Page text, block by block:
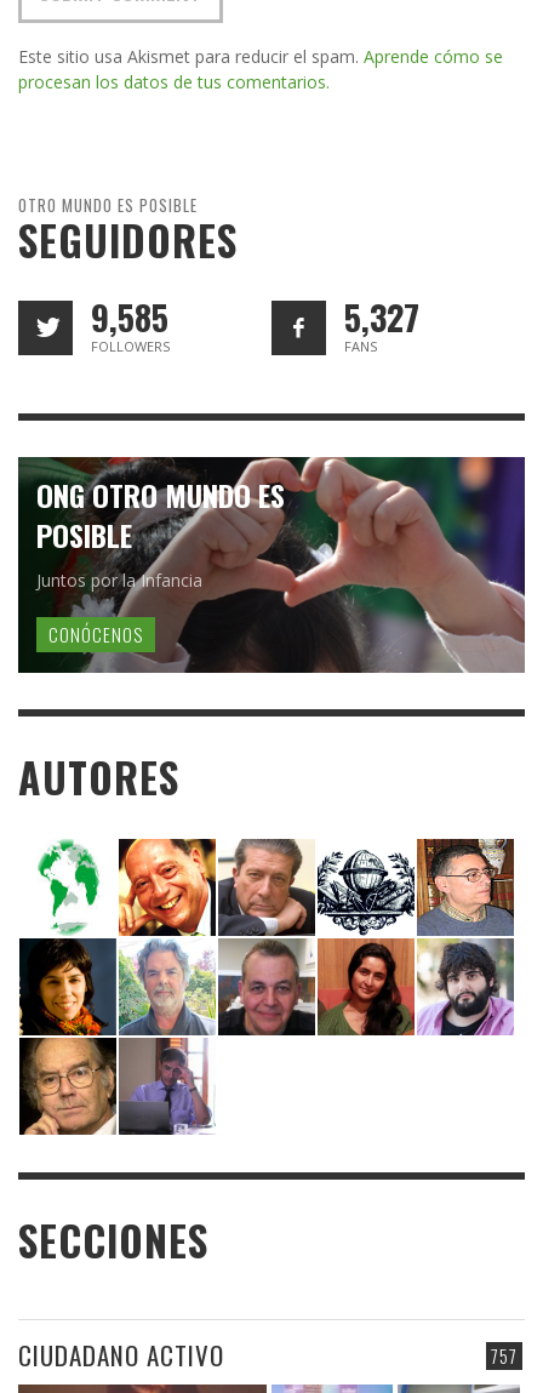
Este sitio usa Akismet para reducir el spam. Aprende cómo se
procesan los datos de tus comentarios.
OTRO MUNDO ES POSIBLE
SEGUIDORES
9,585
FOLLOWERS
5,327
FANS
ONG OTRO MUNDO ES
POSIBLE
Juntos por la Infancia
CONÓCENOS
AUTORES
SECCIONES
757
CIUDADANO ACTIVO